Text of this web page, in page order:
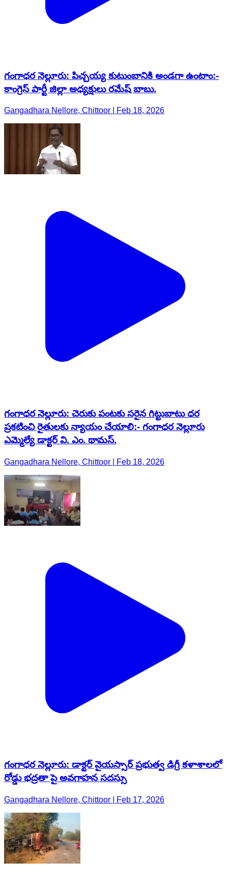
గంగాధర నెల్లూరు: పిచ్చయ్య కుటుంబానికి అండగా ఉంటాం:-
కాంగ్రెస్ పార్టీ జిల్లా అధ్యక్షులు రమేష్ బాబు.
Gangadhara Nellore, Chittoor | Feb 18, 2026
గంగాధర నెల్లూరు: చెరుకు పంటకు సరైన గిట్టుబాటు ధర
ప్రకటించి రైతులకు న్యాయం చేయాలి:- గంగాధర నెల్లూరు
ఎమ్మెల్యే డాక్టర్ వి. ఎం. థామస్.
Gangadhara Nellore, Chittoor | Feb 18, 2026
గంగాధర నెల్లూరు: డాక్టర్ వైయస్సార్ ప్రభుత్వ డిగ్రీ కళాశాలలో
రోడ్డు భద్రతా పై అవగాహన సదస్సు
Gangadhara Nellore, Chittoor | Feb 17, 2026